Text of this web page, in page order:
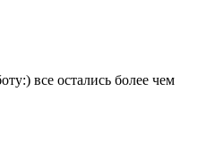
все остались более чем